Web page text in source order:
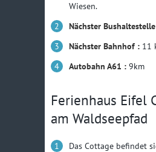
Wiesen.
Nächster
Nächster Bahnhof : 11
Autobahn A61 : 9km
Ferienhaus Eifel
am Waldseepfad
Das Cottage befindet